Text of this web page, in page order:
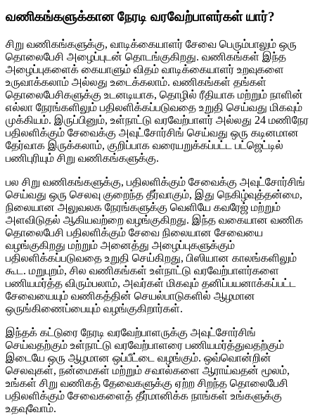
வணிகங்களுக்கான நேரடி வரவேற்பாளர்கள் யார்?
சிறு வணிகங்களுக்கு, வாடிக்கையாளர் சேவை பெரும்பாலும் ஒரு
தொலைபேசி அழைப்புடன் தொடங்குகிறது. வணிகங்கள் இந்த
அழைப்புகளைக் கையாளும் விதம் வாடிக்கையாளர் உறவுகளை
உருவாக்கலாம் அல்லது உடைக்கலாம். வணிகங்கள் தங்கள்
தொலைபேசிகளுக்கு உடனடியாக, தொழில் ரீதியாக மற்றும் நாளின்
எல்லா நேரங்களிலும் பதிலளிக்கப்படுவதை உறுதி செய்வது மிகவும்
முக்கியம். இருப்பினும், உள்நாட்டு வரவேற்பாளர் அல்லது 24 மணிநேர
பதிலளிக்கும் சேவைக்கு அவுட்சோர்சிங் செய்வது ஒரு கடினமான
தேர்வாக இருக்கலாம், குறிப்பாக வரையறுக்கப்பட்ட பட்ஜெட்டில்
பணிபுரியும் சிறு வணிகங்களுக்கு.
பல சிறு வணிகங்களுக்கு, பதிலளிக்கும் சேவைக்கு அவுட்சோர்சிங்
செய்வது ஒரு செலவு குறைந்த தீர்வாகும், இது நெகிழ்வுத்தன்மை,
நிலையான அலுவலக நேரங்களுக்கு வெளியே கவரேஜ் மற்றும்
அளவிடுதல் ஆகியவற்றை வழங்குகிறது. இந்த வகையான வணிக
தொலைபேசி பதிலளிக்கும் சேவை நிலையான சேவையை
வழங்குகிறது மற்றும் அனைத்து அழைப்புகளுக்கும்
பதிலளிக்கப்படுவதை உறுதி செய்கிறது, பிஸியான காலங்களிலும்
கூட. மறுபுறம், சில வணிகங்கள் உள்நாட்டு வரவேற்பாளர்களை
பணியமர்த்த விரும்பலாம், அவர்கள் மிகவும் தனிப்பயனாக்கப்பட்ட
சேவையையும் வணிகத்தின் செயல்பாடுகளில் ஆழமான
ஒருங்கிணைப்பையும் வழங்குகிறார்கள்.
இந்தக் கட்டுரை நேரடி வரவேற்பாளருக்கு அவுட்சோர்சிங்
செய்வதற்கும் உள்நாட்டு வரவேற்பாளரை பணியமர்த்துவதற்கும்
இடையே ஒரு ஆழமான ஒப்பீட்டை வழங்கும். ஒவ்வொன்றின்
செலவுகள், நன்மைகள் மற்றும் சவால்களை ஆராய்வதன் மூலம்,
உங்கள் சிறு வணிகத் தேவைகளுக்கு ஏற்ற சிறந்த தொலைபேசி
பதிலளிக்கும் சேவைகளைத் தீர்மானிக்க நாங்கள் உங்களுக்கு
உதவுவோம்.